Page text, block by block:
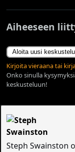
Aiheeseen
Aloita uusi keskustelu
Kirjoita vieraana tai
Onko sinulla
keskusteluun!
Steph Swainston